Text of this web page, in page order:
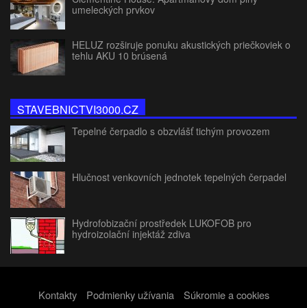
umeleckých prvkov
HELUZ rozširuje ponuku akustických priečkoviek o
tehlu AKU 10 brúsená
STAVEBNICTVI3000.CZ
Tepelné čerpadlo s obzvlášť tichým provozem
Hlučnost venkovních jednotek tepelných čerpadel
Hydrofobizační prostředek LUKOFOB pro
hydroizolační injektáž zdiva
Kontakty Podmienky užívania Súkromie a cookies